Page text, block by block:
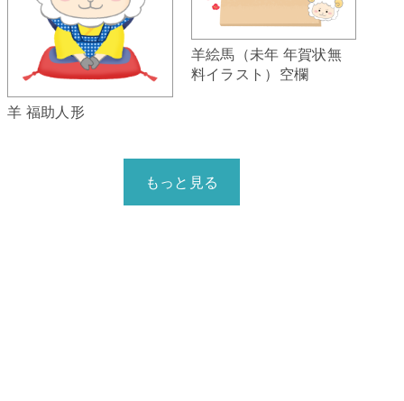
羊 福助人形
羊絵馬（未年 年賀状無
料イラスト）空欄
もっと見る